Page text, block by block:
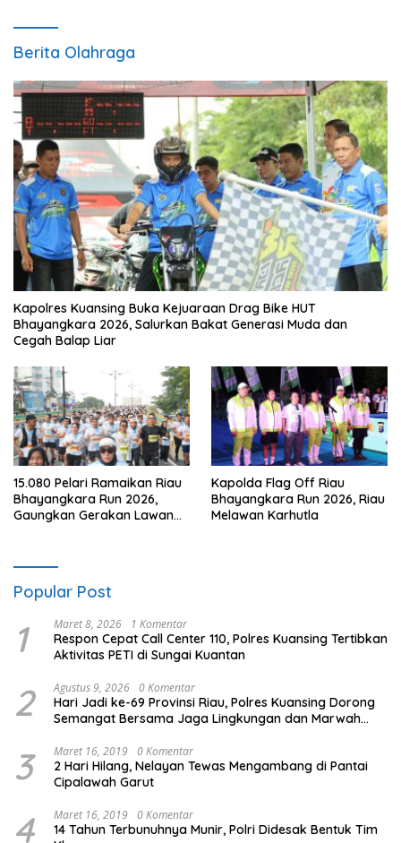
Berita Olahraga
Kapolres Kuansing Buka Kejuaraan Drag Bike HUT
Bhayangkara 2026, Salurkan Bakat Generasi Muda dan
Cegah Balap Liar
15.080 Pelari Ramaikan Riau
Bhayangkara Run 2026,
Gaungkan Gerakan Lawan
Kapolda Flag Off Riau
Bhayangkara Run 2026, Riau
Melawan Karhutla
Popular Post
1 Maret 8, 2026 1 Komentar
Respon Cepat Call Center 110, Polres Kuansing Tertibkan
Aktivitas PETI di Sungai Kuantan
2 Agustus 9, 2026 0 Komentar
Hari Jadi ke-69 Provinsi Riau, Polres Kuansing Dorong
Semangat Bersama Jaga Lingkungan dan Marwah
3 Maret 16, 2019 0 Komentar
2 Hari Hilang, Nelayan Tewas Mengambang di Pantai
Cipalawah Garut
4 Maret 16, 2019 0 Komentar
14 Tahun Terbunuhnya Munir, Polri Didesak Bentuk Tim